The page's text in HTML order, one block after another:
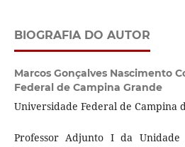
BIOGRAFIA DO AUTOR
Marcos Gonçalves Nascimento
Federal de Campina Grande
Universidade Federal de Campina
Professor Adjunto I da Unidade